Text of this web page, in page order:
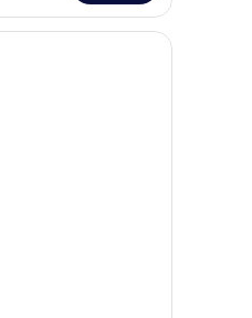
アイロン台
ルーム 禁煙 | セーフティボックス (室